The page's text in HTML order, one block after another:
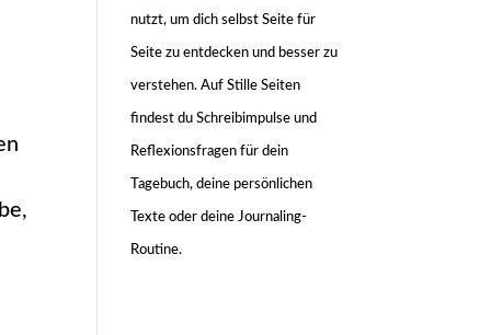
nutzt, um dich selbst Seite für
Seite zu entdecken und besser zu
verstehen. Auf Stille Seiten
findest du Schreibimpulse und
Reflexionsfragen für dein
Tagebuch, deine persönlichen
Texte oder deine Journaling-
Routine.